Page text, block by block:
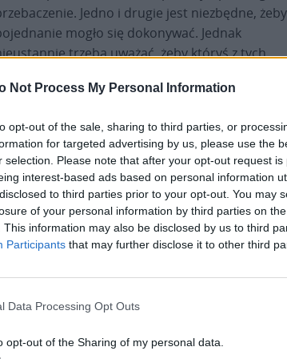
Not Process My Personal Information
opt-out of the sale, sharing to third parties, or
for targeted advertising by us, please use the
selection. Please note that after your opt-out request
interest-based ads based on personal information
to third parties prior to your opt-out. You may
of your personal information by third parties on the
This information may also be disclosed by us to third
Participants that may further disclose it to other third
Data Processing Opt Outs
opt-out of the Sharing of my personal data.
Jedno i drugie jest niezbędne, żeby
mogło się dokonywać. Jednak
trzeba uważać, żeby któryś z tych
możemy jeszcze pogłębić nasze
samą sprawę pojednania. Jeżeli z kolei
wzajemnie przebaczyć, ryzykujemy
Powtarzam, konieczne jest jedno i
zamordowanych należy oddać szacunek i
powinna być nazwana i uznana.